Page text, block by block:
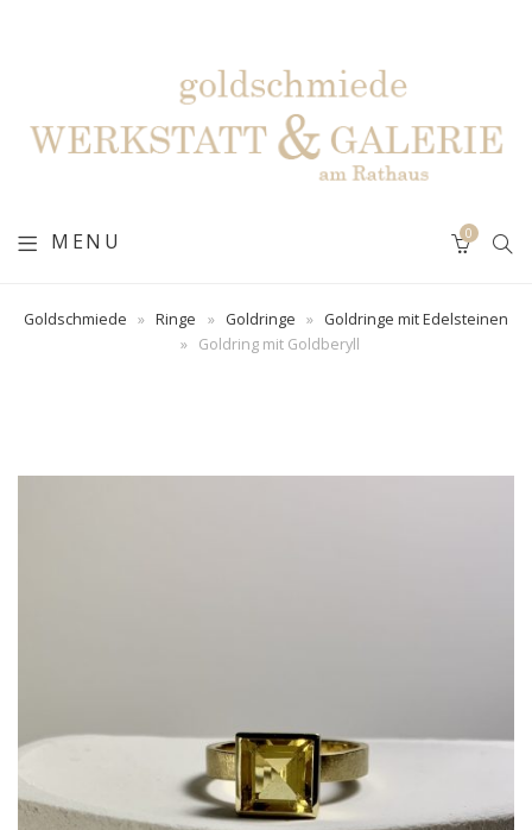
MENU 0
Goldschmiede » Ringe » Goldringe » Goldringe mit Edelsteinen
»
Goldring mit Goldberyll